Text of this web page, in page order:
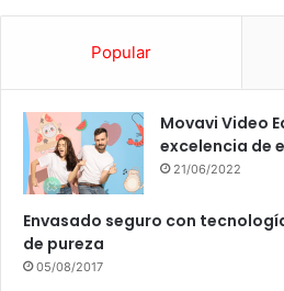
Popular
Movavi Video
excelencia de
21/06/2022
Envasado seguro con
de pureza
05/08/2017